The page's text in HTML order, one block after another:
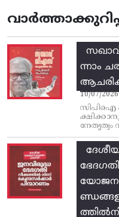
ന്നാം
10/07/2026
സിപിഐ
നേതൃത്വം
യോജന